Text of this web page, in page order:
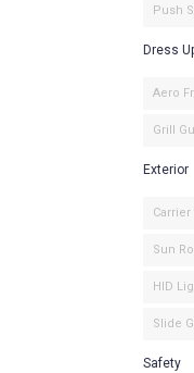
Push
Dress
Aero
Grill
Exterior
Carrier
Sun
HID
Slide
Safety